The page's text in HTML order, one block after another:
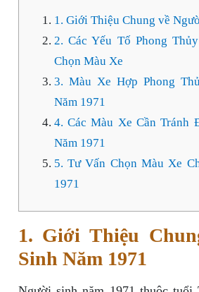
1. Giới Thiệu Chung về
2. Các Yếu Tố Phong
Chọn Màu Xe
3. Màu Xe Hợp Phong
Năm 1971
4. Các Màu Xe Cần Tránh
Năm 1971
5. Tư Vấn Chọn Màu Xe
1971
1. Giới Thiệu
Sinh Năm 1971